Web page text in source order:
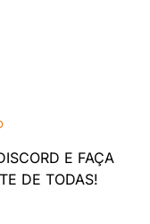
E FAÇA
DE TODAS!